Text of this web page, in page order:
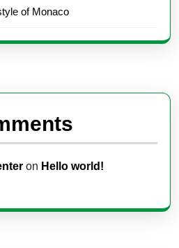
of Monaco
on Hello world!